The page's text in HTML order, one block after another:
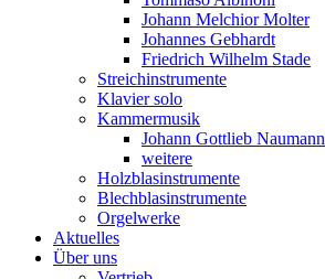
Johann Melchior Molter
Johannes Gebhardt
Friedrich Wilhelm Stade
Streichinstrumente
Klavier solo
Kammermusik
Johann Gottlieb Naumann
weitere
Holzblasinstrumente
Blechblasinstrumente
Orgelwerke
Aktuelles
Über uns